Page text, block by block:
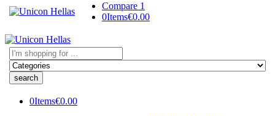
Compare 1
0Items€0.00
Search
here
0Items€0.00